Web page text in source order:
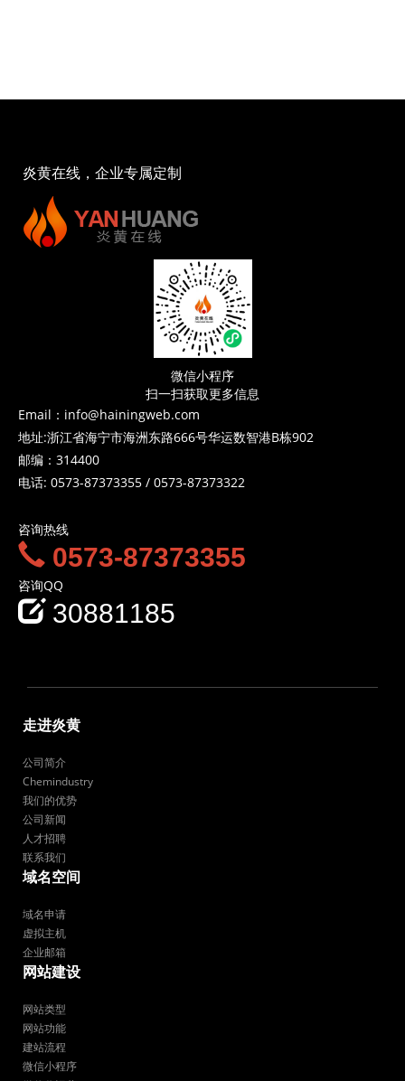
炎黄在线，企业专属定制
微信小程序
扫一扫获取更多信息
Email：info@hainingweb.com
地址:浙江省海宁市海洲东路666号华运数智港B栋902
邮编：314400
电话: 0573-87373355 / 0573-87373322
咨询热线
0573-87373355
咨询QQ
30881185
走进炎黄
公司简介
Chemindustry
我们的优势
公司新闻
人才招聘
联系我们
域名空间
域名申请
虚拟主机
企业邮箱
网站建设
网站类型
网站功能
建站流程
微信小程序